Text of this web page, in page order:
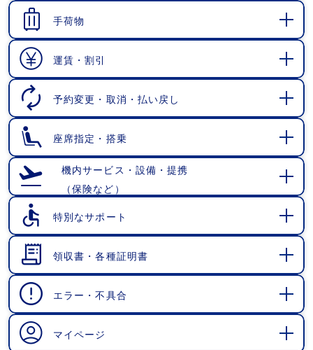
手荷物
運賃・割引
予約変更・取消・払い戻し
座席指定・搭乗
機内サービス・設備・提携
（保険など）
特別なサポート
領収書・各種証明書
エラー・不具合
マイページ